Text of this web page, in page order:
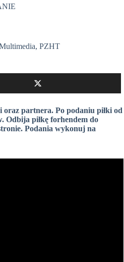
, PZHT
oraz partnera. Po podaniu piłki od
Odbija piłkę forhendem do
Podania wykonuj na